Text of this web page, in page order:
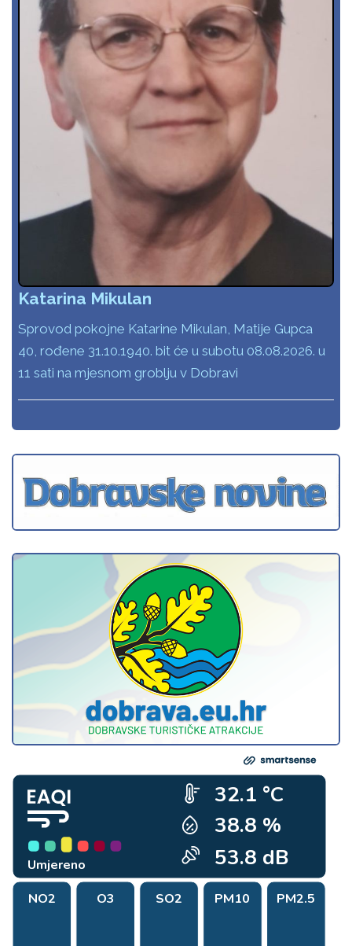
Katarina Mikulan
Sprovod pokojne Katarine Mikulan, Matije Gupca
40, rođene 31.10.1940. bit će u subotu 08.08.2026. u
11 sati na mjesnom groblju v Dobravi